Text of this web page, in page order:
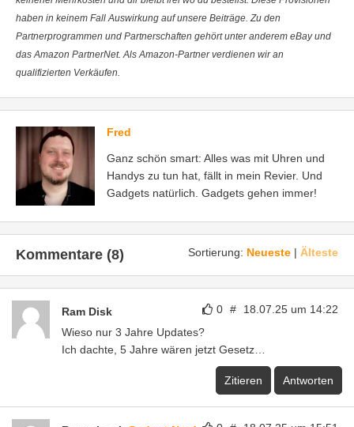
haben in keinem Fall Auswirkung auf unsere Beiträge. Zu den
Partnerprogrammen und Partnerschaften gehört unter anderem eBay und
das Amazon PartnerNet. Als Amazon-Partner verdienen wir an
qualifizierten Verkäufen.
Fred
Ganz schön smart: Alles was mit Uhren und
Handys zu tun hat, fällt in mein Revier. Und
Gadgets natürlich. Gadgets gehen immer!
Sortierung: Neueste | Älteste
Kommentare (8)
0 # 18.07.25 um 14:22
Ram Disk
Wieso nur 3 Jahre Updates?
Ich dachte, 5 Jahre wären jetzt Gesetz…
Zitieren Antworten